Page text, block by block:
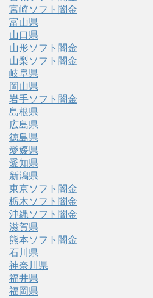
宮崎ソフト闇金
富山県
山口県
山形ソフト闇金
山梨ソフト闇金
岐阜県
岡山県
岩手ソフト闇金
島根県
広島県
徳島県
愛媛県
愛知県
新潟県
東京ソフト闇金
栃木ソフト闇金
沖縄ソフト闇金
滋賀県
熊本ソフト闇金
石川県
神奈川県
福井県
福岡県